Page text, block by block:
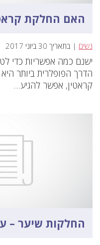
האם החלקת
נשים | בתאריך 30 ביוני 2017
ישנם כמה אפשריות כדי
הדרך הפופלרית ביותר
קראטין, אפשר להגיע…
החלקות שיער –